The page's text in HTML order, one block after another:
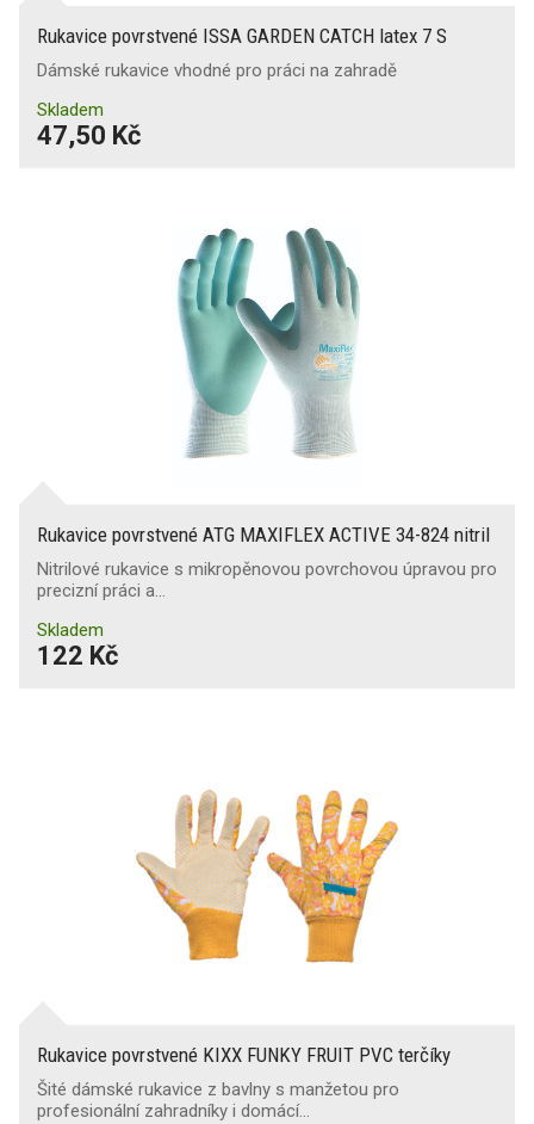
Rukavice povrstvené ISSA GARDEN CATCH latex 7 S
Dámské rukavice vhodné pro práci na zahradě
Skladem
47,50 Kč
Rukavice povrstvené ATG MAXIFLEX ACTIVE 34-824 nitril
Nitrilové rukavice s mikropěnovou povrchovou úpravou pro
precizní práci a…
Skladem
122 Kč
Rukavice povrstvené KIXX FUNKY FRUIT PVC terčíky
Šité dámské rukavice z bavlny s manžetou pro
profesionální zahradníky i domácí…